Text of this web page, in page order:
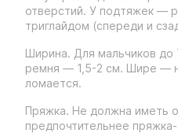
отверстий. У подтяжек —
триглайдом (спереди и
Ширина. Для мальчиков до
ремня — 1,5-2 см. Шире —
ломается.
Пряжка. Не должна иметь
предпочтительнее